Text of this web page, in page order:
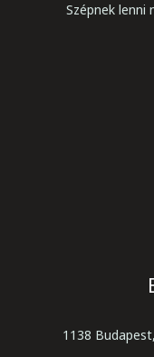
Szépnek lenni
1138